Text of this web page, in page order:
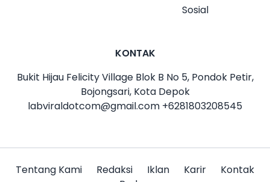
Sosial
KONTAK
Bukit Hijau Felicity Village Blok B No 5, Pondok Petir,
Bojongsari, Kota Depok
labviraldotcom@gmail.com +6281803208545
Tentang Kami Redaksi Iklan Karir
Kontak